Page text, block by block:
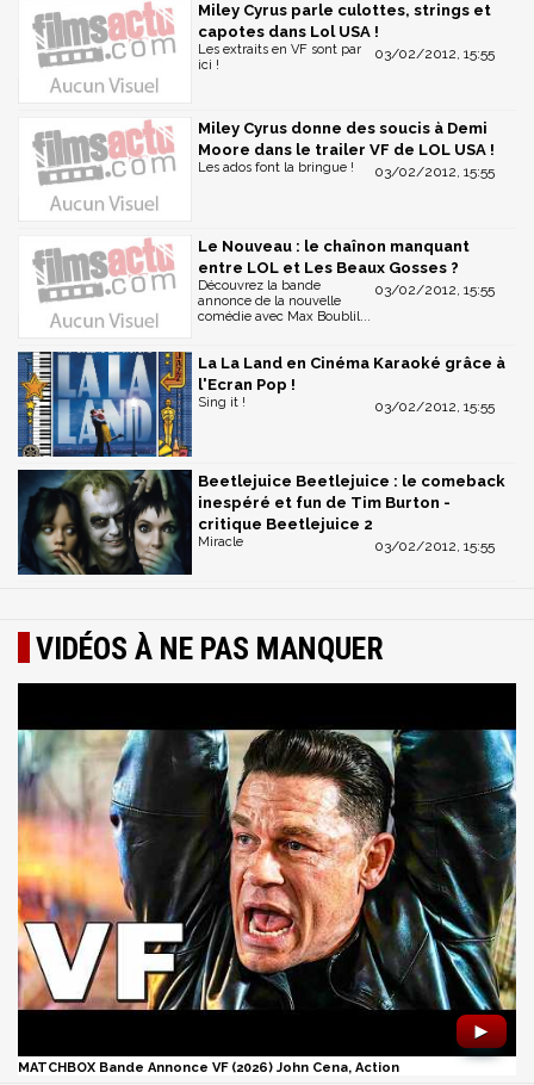
Miley Cyrus parle culottes, strings et
capotes dans Lol USA !
03/02/2012, 15:55
Les extraits en VF sont par
ici !
Miley Cyrus donne des soucis à Demi
Moore dans le trailer VF de LOL USA !
03/02/2012, 15:55
Les ados font la bringue !
Le Nouveau : le chaînon manquant
entre LOL et Les Beaux Gosses ?
03/02/2012, 15:55
Découvrez la bande
annonce de la nouvelle
comédie avec Max Boublil...
La La Land en Cinéma Karaoké grâce à
l'Ecran Pop !
03/02/2012, 15:55
Sing it !
Beetlejuice Beetlejuice : le comeback
inespéré et fun de Tim Burton -
critique Beetlejuice 2
03/02/2012, 15:55
Miracle
VIDÉOS À NE PAS MANQUER
►
MATCHBOX Bande Annonce VF (2026) John Cena, Action